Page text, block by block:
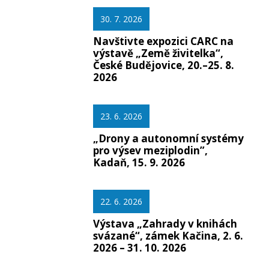
30. 7. 2026
Navštivte expozici CARC na
výstavě „Země živitelka“,
České Budějovice, 20.–25. 8.
2026
23. 6. 2026
„Drony a autonomní systémy
pro výsev meziplodin”,
Kadaň, 15. 9. 2026
22. 6. 2026
Výstava „Zahrady v knihách
svázané“, zámek Kačina, 2. 6.
2026 – 31. 10. 2026